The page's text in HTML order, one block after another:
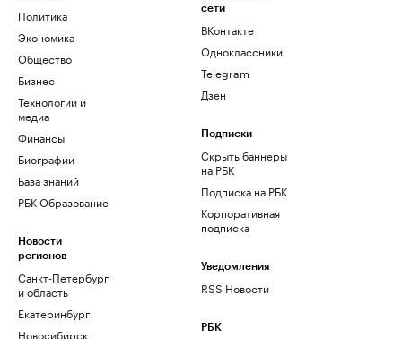
Политика
Экономика
Общество
Бизнес
Технологии и
медиа
Финансы
Биографии
База знаний
РБК Образование
Новости
регионов
Санкт-Петербург
и область
Екатеринбург
Новосибирск
сети
ВКонтакте
Одноклассники
Telegram
Дзен
Подписки
Скрыть баннеры
на РБК
Подписка на РБК
Корпоративная
подписка
Уведомления
RSS Новости
РБК